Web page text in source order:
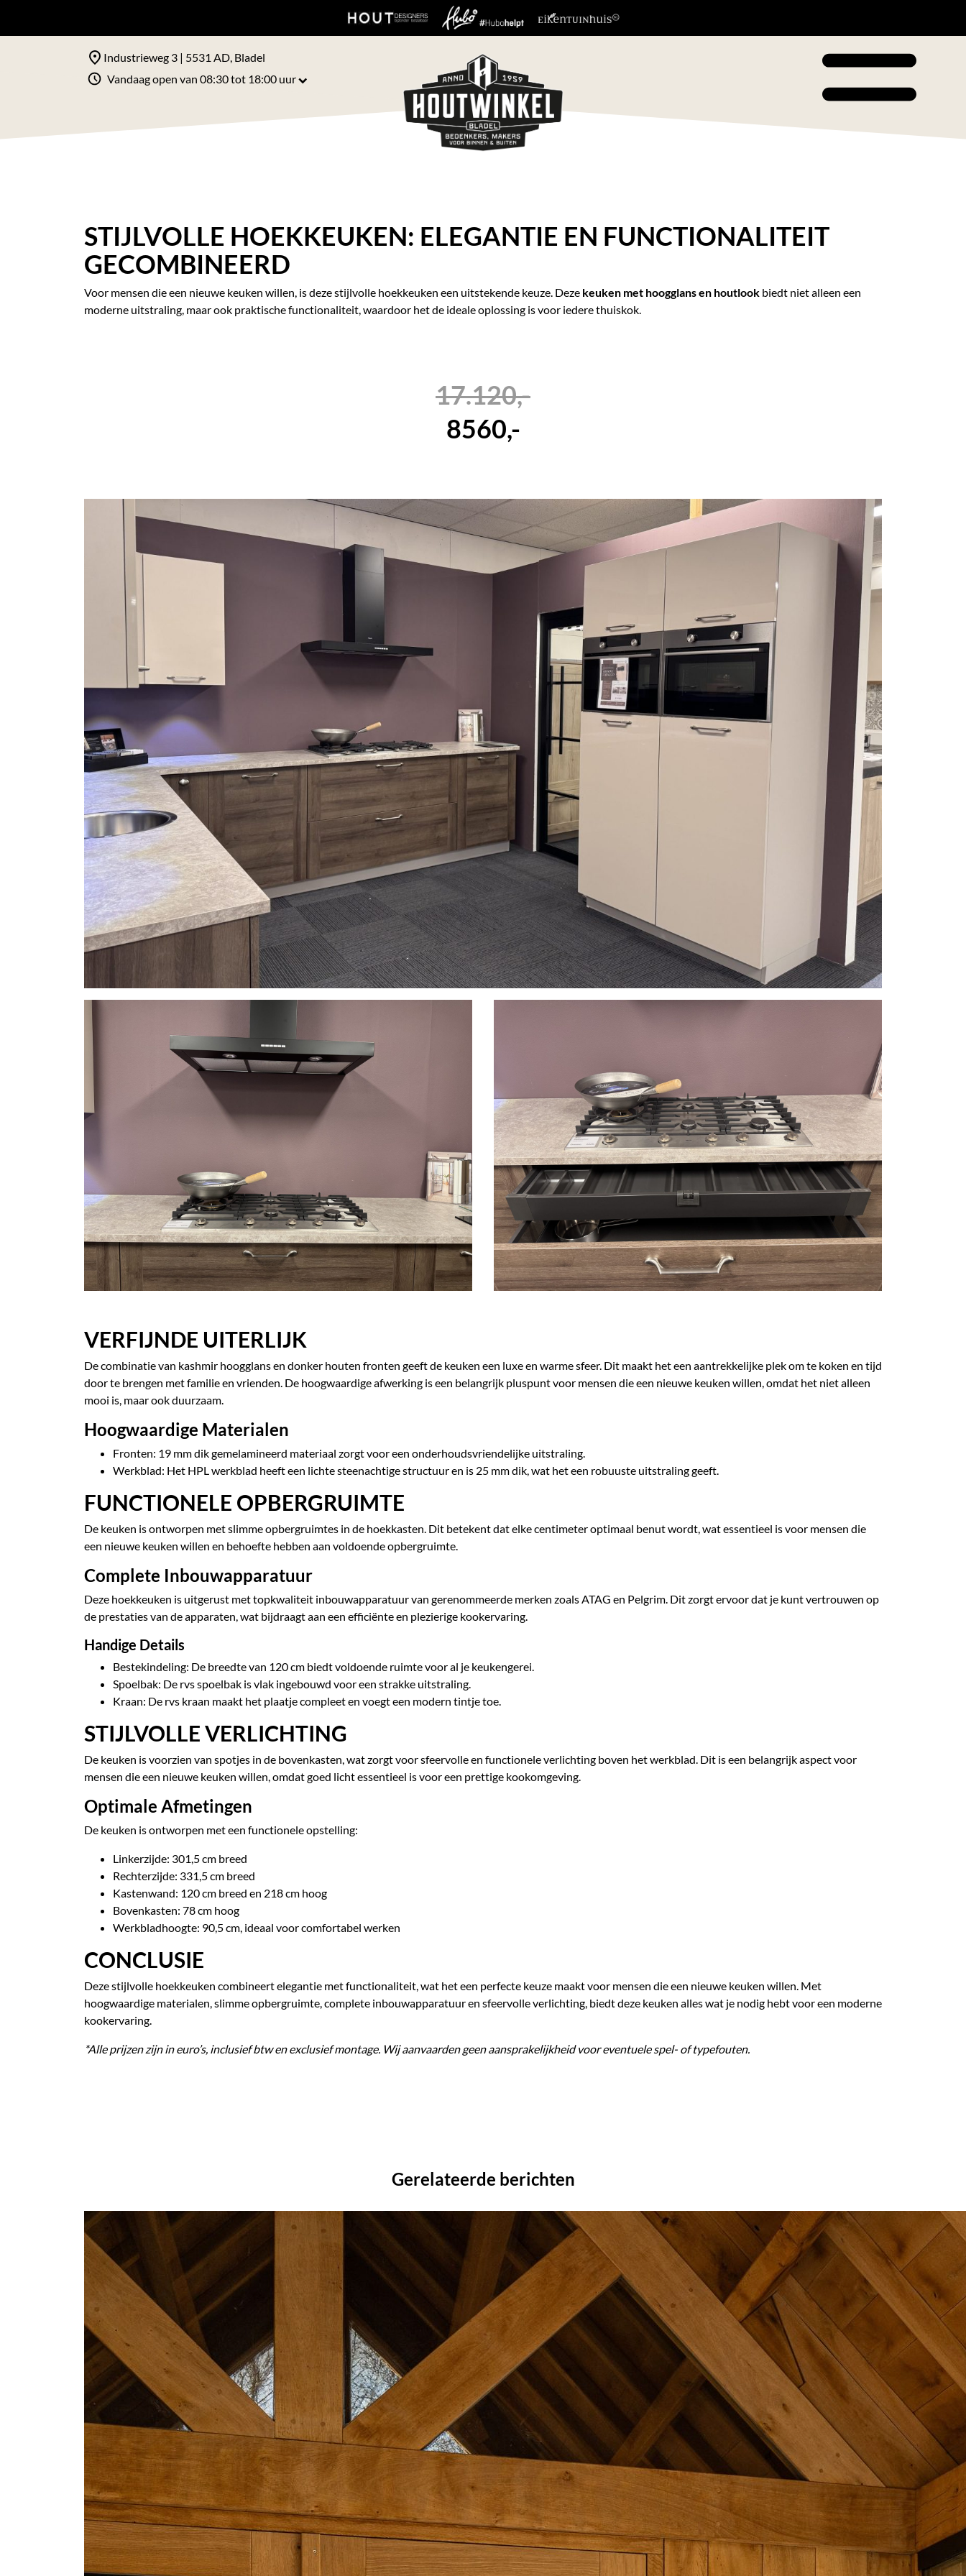
Industrieweg 3 | 5531 AD, Bladel
Vandaag open van 08:30 tot 18:00 uur
STIJLVOLLE HOEKKEUKEN: ELEGANTIE EN FUNCTIONALITEIT
GECOMBINEERD
Voor mensen die een nieuwe keuken willen, is deze stijlvolle hoekkeuken een uitstekende keuze. Deze keuken met hoogglans en houtlook biedt niet alleen een
moderne uitstraling, maar ook praktische functionaliteit, waardoor het de ideale oplossing is voor iedere thuiskok.
17.120,-
8560,-
VERFIJNDE UITERLIJK
De combinatie van kashmir hoogglans en donker houten fronten geeft de keuken een luxe en warme sfeer. Dit maakt het een aantrekkelijke plek om te koken en tijd
door te brengen met familie en vrienden. De hoogwaardige afwerking is een belangrijk pluspunt voor mensen die een nieuwe keuken willen, omdat het niet alleen
mooi is, maar ook duurzaam.
Hoogwaardige Materialen
Fronten: 19 mm dik gemelamineerd materiaal zorgt voor een onderhoudsvriendelijke uitstraling.
Werkblad: Het HPL werkblad heeft een lichte steenachtige structuur en is 25 mm dik, wat het een robuuste uitstraling geeft.
FUNCTIONELE OPBERGRUIMTE
De keuken is ontworpen met slimme opbergruimtes in de hoekkasten. Dit betekent dat elke centimeter optimaal benut wordt, wat essentieel is voor mensen die
een nieuwe keuken willen en behoefte hebben aan voldoende opbergruimte.
Complete Inbouwapparatuur
Deze hoekkeuken is uitgerust met topkwaliteit inbouwapparatuur van gerenommeerde merken zoals ATAG en Pelgrim. Dit zorgt ervoor dat je kunt vertrouwen op
de prestaties van de apparaten, wat bijdraagt aan een efficiënte en plezierige kookervaring.
Handige Details
Bestekindeling: De breedte van 120 cm biedt voldoende ruimte voor al je keukengerei.
Spoelbak: De rvs spoelbak is vlak ingebouwd voor een strakke uitstraling.
Kraan: De rvs kraan maakt het plaatje compleet en voegt een modern tintje toe.
STIJLVOLLE VERLICHTING
De keuken is voorzien van spotjes in de bovenkasten, wat zorgt voor sfeervolle en functionele verlichting boven het werkblad. Dit is een belangrijk aspect voor
mensen die een nieuwe keuken willen, omdat goed licht essentieel is voor een prettige kookomgeving.
Optimale Afmetingen
De keuken is ontworpen met een functionele opstelling:
Linkerzijde: 301,5 cm breed
Rechterzijde: 331,5 cm breed
Kastenwand: 120 cm breed en 218 cm hoog
Bovenkasten: 78 cm hoog
Werkbladhoogte: 90,5 cm, ideaal voor comfortabel werken
CONCLUSIE
Deze stijlvolle hoekkeuken combineert elegantie met functionaliteit, wat het een perfecte keuze maakt voor mensen die een nieuwe keuken willen. Met
hoogwaardige materialen, slimme opbergruimte, complete inbouwapparatuur en sfeervolle verlichting, biedt deze keuken alles wat je nodig hebt voor een moderne
kookervaring.
*Alle prijzen zijn in euro’s, inclusief btw en exclusief montage. Wij aanvaarden geen aansprakelijkheid voor eventuele spel- of typefouten.
Gerelateerde berichten